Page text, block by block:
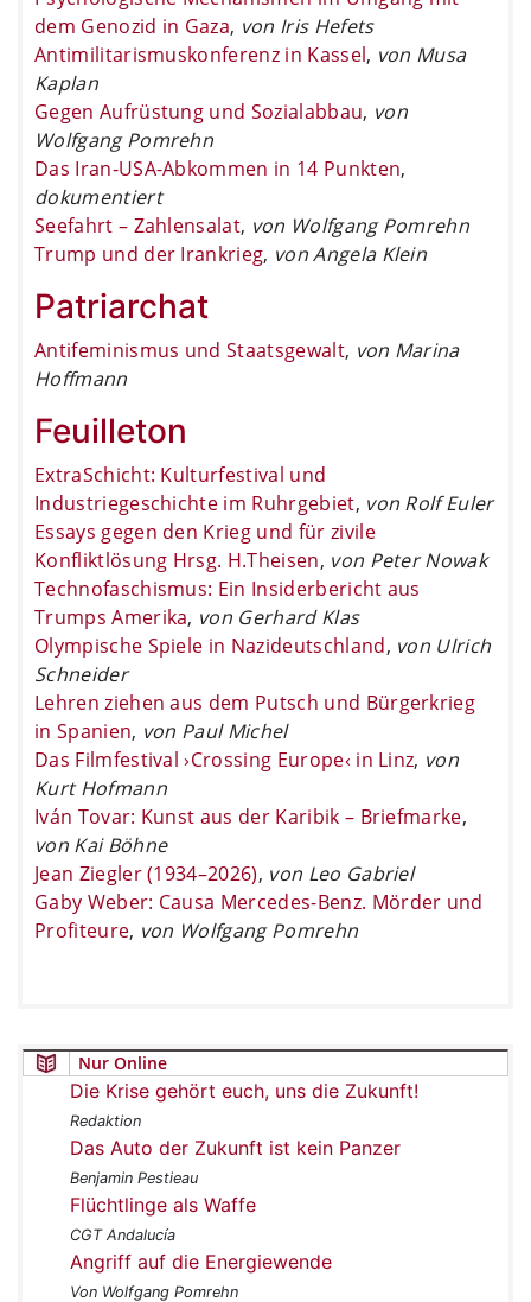
dem Genozid in Gaza, von Iris Hefets
Antimilitarismuskonferenz in Kassel, von Musa
Kaplan
Gegen Aufrüstung und Sozialabbau, von
Wolfgang Pomrehn
Das Iran-USA-Abkommen in 14 Punkten,
dokumentiert
Seefahrt – Zahlensalat, von Wolfgang Pomrehn
Trump und der Irankrieg, von Angela Klein
Patriarchat
Antifeminismus und Staatsgewalt, von Marina
Hoffmann
Feuilleton
ExtraSchicht: Kulturfestival und
Industriegeschichte im Ruhrgebiet, von Rolf Euler
Essays gegen den Krieg und für zivile
Konfliktlösung Hrsg. H.Theisen, von Peter Nowak
Technofaschismus: Ein Insiderbericht aus
Trumps Amerika, von Gerhard Klas
Olympische Spiele in Nazideutschland, von Ulrich
Schneider
Lehren ziehen aus dem Putsch und Bürgerkrieg
in Spanien, von Paul Michel
Das Filmfestival ›Crossing Europe‹ in Linz, von
Kurt Hofmann
Iván Tovar: Kunst aus der Karibik – Briefmarke,
von Kai Böhne
Jean Ziegler (1934–2026), von Leo Gabriel
Gaby Weber: Causa Mercedes-Benz. Mörder und
Profiteure, von Wolfgang Pomrehn
Nur Online
Die Krise gehört euch, uns die Zukunft!
Redaktion
Das Auto der Zukunft ist kein Panzer
Benjamin Pestieau
Flüchtlinge als Waffe
CGT Andalucía
Angriff auf die Energiewende
Von Wolfgang Pomrehn